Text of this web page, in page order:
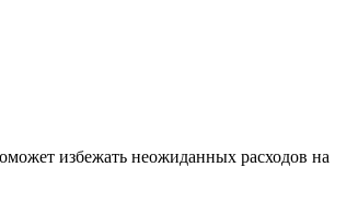
избежать неожиданных расходов на